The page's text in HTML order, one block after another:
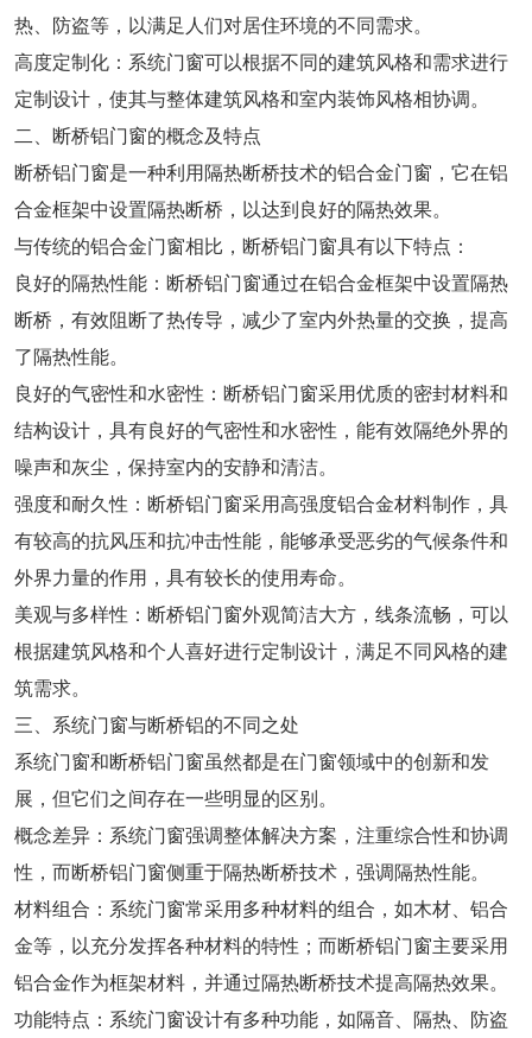
热、防盗等，以满足人们对居住环境的不同需求。
高度定制化：系统门窗可以根据不同的建筑风格和需求进行
定制设计，使其与整体建筑风格和室内装饰风格相协调。
二、断桥铝门窗的概念及特点
断桥铝门窗是一种利用隔热断桥技术的铝合金门窗，它在铝
合金框架中设置隔热断桥，以达到良好的隔热效果。
与传统的铝合金门窗相比，断桥铝门窗具有以下特点：
良好的隔热性能：断桥铝门窗通过在铝合金框架中设置隔热
断桥，有效阻断了热传导，减少了室内外热量的交换，提高
了隔热性能。
良好的气密性和水密性：断桥铝门窗采用优质的密封材料和
结构设计，具有良好的气密性和水密性，能有效隔绝外界的
噪声和灰尘，保持室内的安静和清洁。
强度和耐久性：断桥铝门窗采用高强度铝合金材料制作，具
有较高的抗风压和抗冲击性能，能够承受恶劣的气候条件和
外界力量的作用，具有较长的使用寿命。
美观与多样性：断桥铝门窗外观简洁大方，线条流畅，可以
根据建筑风格和个人喜好进行定制设计，满足不同风格的建
筑需求。
三、系统门窗与断桥铝的不同之处
系统门窗和断桥铝门窗虽然都是在门窗领域中的创新和发
展，但它们之间存在一些明显的区别。
概念差异：系统门窗强调整体解决方案，注重综合性和协调
性，而断桥铝门窗侧重于隔热断桥技术，强调隔热性能。
材料组合：系统门窗常采用多种材料的组合，如木材、铝合
金等，以充分发挥各种材料的特性；而断桥铝门窗主要采用
铝合金作为框架材料，并通过隔热断桥技术提高隔热效果。
功能特点：系统门窗设计有多种功能，如隔音、隔热、防盗